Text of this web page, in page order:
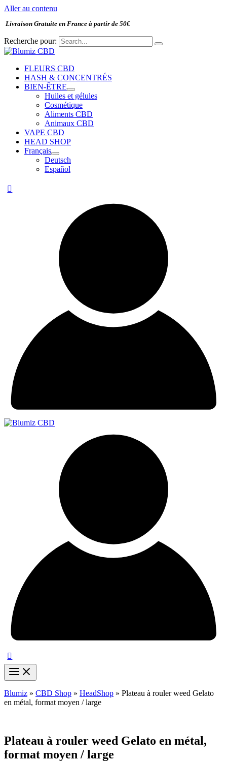
Aller au contenu
Livraison Gratuite en France à partir de 50€
Recherche pour:
FLEURS CBD
HASH & CONCENTRÉS
BIEN-ÊTRE
Huiles et gélules
Cosmétique
Aliments CBD
Animaux CBD
VAPE CBD
HEAD SHOP
Français
Deutsch
Español
Blumiz » CBD Shop » HeadShop » Plateau à rouler weed Gelato
en métal, format moyen / large
Plateau à rouler weed Gelato en métal,
format moyen / large